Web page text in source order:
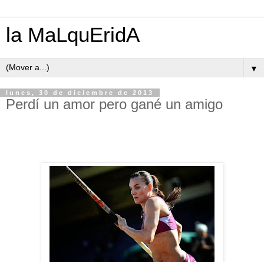
la MaLquEridA
▼
lunes, 30 de diciembre de 2013
Perdí un amor pero gané un amigo